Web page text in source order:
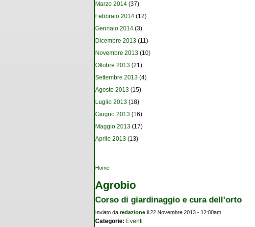
Marzo 2014 (37)
Febbraio 2014 (12)
Gennaio 2014 (3)
Dicembre 2013 (11)
Novembre 2013 (10)
Ottobre 2013 (21)
Settembre 2013 (4)
Agosto 2013 (15)
Luglio 2013 (18)
Giugno 2013 (16)
Maggio 2013 (17)
Aprile 2013 (13)
Tu sei qui
Home
Agrobio
Corso di giardinaggio e cura dell’orto
Inviato da redazione il 22 Novembre 2013 - 12:00am
Categorie: Eventi